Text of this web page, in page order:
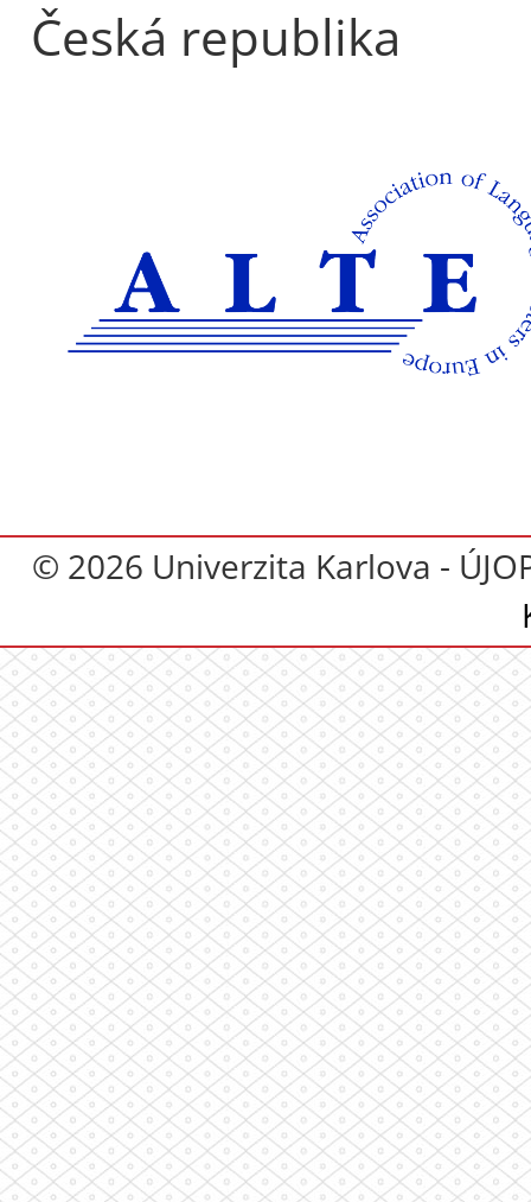
Česká republika
© 2026 Univerzita Karlova -